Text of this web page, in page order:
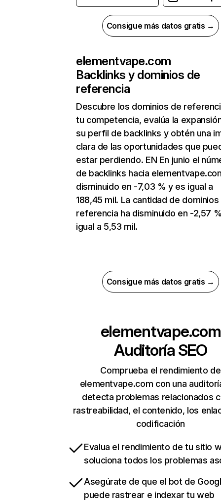
Consigue más datos gratis →
elementvape.com
Backlinks y dominios de
referencia
Descubre los dominios de
tu competencia, evalúa la
su perfil de backlinks y obtén una
clara de las oportunidades que
estar perdiendo. EN En junio el
de backlinks hacia
disminuido en -7,03 % y es igual a
188,45 mil. La cantidad de
referencia ha disminuido en -2,57
igual a 5,53 mil.
Consigue más datos gratis →
elementvape.com
Auditoría SEO
Comprueba el rendimiento de
elementvape.com con una
detecta problemas relacionados
rastreabilidad, el contenido, los
codificación
Evalua el rendimiento de tu sitio
soluciona todos los problemas
Asegúrate de que el bot de
puede rastrear e indexar tu web